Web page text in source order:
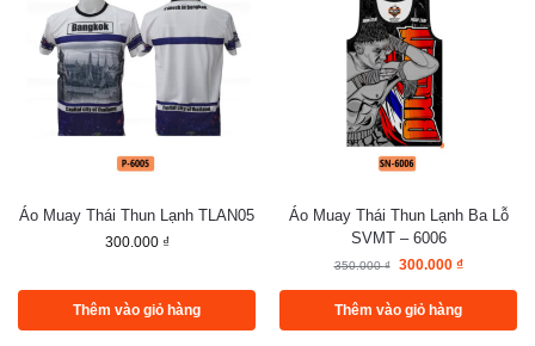
Áo Muay Thái Thun Lạnh TLAN05
300.000 ₫
Thêm vào giỏ hàng
Áo Muay Thái Thun Lạnh Ba Lỗ
SVMT – 6006
350.000₫ 300.000 ₫
Thêm vào giỏ hàng